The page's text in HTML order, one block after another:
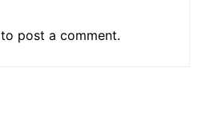
to post a comment.